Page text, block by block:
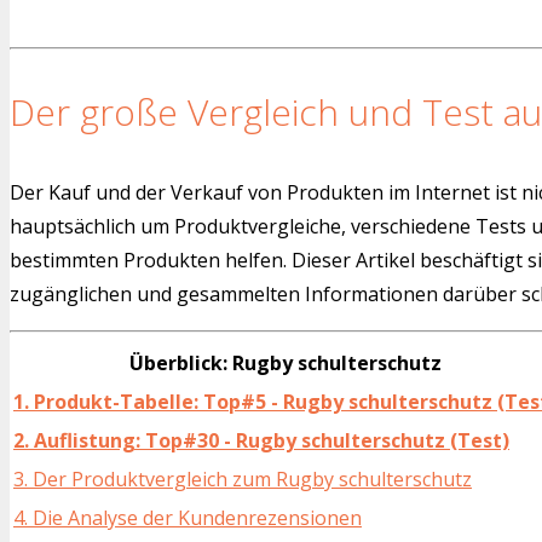
Der große Vergleich und Test
Der Kauf und der Verkauf von Produkten im Internet ist
hauptsächlich um Produktvergleiche, verschiedene Tests
bestimmten Produkten helfen. Dieser Artikel beschäftigt
zugänglichen und gesammelten Informationen darüber
Überblick: Rugby schulterschutz
1. Produkt-Tabelle: Top#5 - Rugby schulterschutz
2. Auflistung: Top#30 - Rugby schulterschutz (Test)
3. Der Produktvergleich zum Rugby schulterschutz
4. Die Analyse der Kundenrezensionen